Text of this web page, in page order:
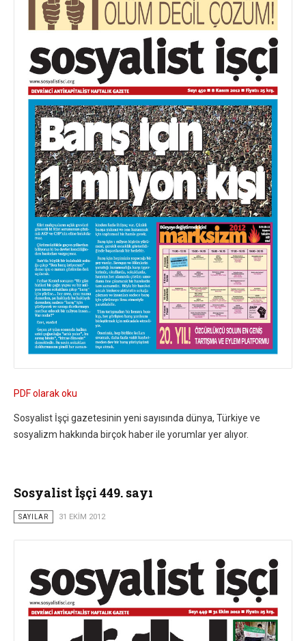
PDF olarak oku
Sosyalist İşçi gazetesinin yeni sayısında dünya, Türkiye ve
sosyalizm hakkında birçok haber ile yorumlar yer alıyor.
Sosyalist İşçi 449. sayı
SAYILAR 31 EKIM 2012